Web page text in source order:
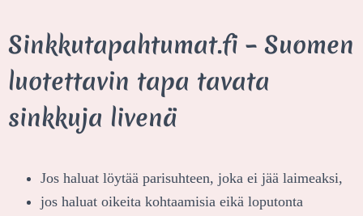
Sinkkutapahtumat.fi – Suomen
luotettavin tapa tavata
sinkkuja livenä
Jos haluat löytää parisuhteen, joka ei jää laimeaksi,
jos haluat oikeita kohtaamisia eikä loputonta